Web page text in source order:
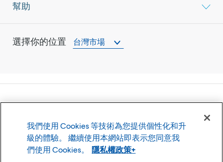
幫助
選擇你的位置 台灣市場
使用條款 隱私權政策
Cookie 設置
我們使用 Cookies 等技術為您提供個性化和升
級的體驗。 繼續使用本網站即表示您同意我
們使用 Cookies。
隱私權政策+